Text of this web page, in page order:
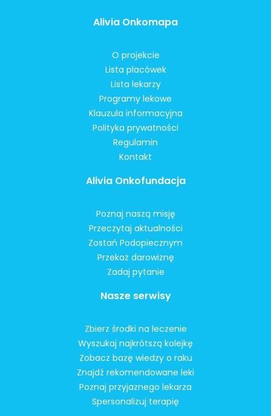
Alivia Onkomapa
O projekcie
Lista placówek
Lista lekarzy
Programy lekowe
Klauzula informacyjna
Polityka prywatności
Regulamin
Kontakt
Alivia Onkofundacja
Poznaj naszą misję
Przeczytaj aktualności
Zostań Podopiecznym
Przekaż darowiznę
Zadaj pytanie
Nasze serwisy
Zbierz środki na leczenie
Wyszukaj najkrótszą kolejkę
Zobacz bazę wiedzy o raku
Znajdź rekomendowane leki
Poznaj przyjaznego lekarza
Spersonalizuj terapię